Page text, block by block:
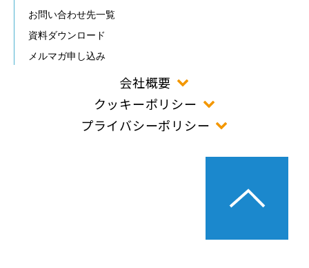
お問い合わせ先一覧
資料ダウンロード
メルマガ申し込み
会社概要
クッキーポリシー
プライバシーポリシー